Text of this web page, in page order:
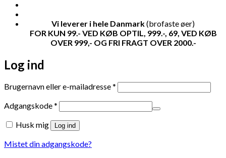
Vi leverer i hele Danmark(brofaste øer)
FOR KUN 99.- VED KØB OPTIL, 999.-, 69, VED KØB
OVER 999,- OG FRI FRAGT OVER 2000.-
Log ind
Brugernavn eller e-mailadresse*
Adgangskode*
Husk mig Log ind
Mistet din adgangskode?